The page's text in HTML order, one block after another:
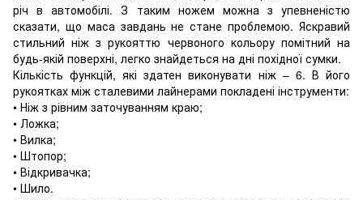
річ в автомобілі. З таким ножем можна з упевненістю
сказати, що маса завдань не стане проблемою. Яскравий
стильний ніж з рукояттю червоного кольору помітний на
будь-якій поверхні, легко знайдеться на дні похідної сумки.
Кількість функцій, які здатен виконувати ніж – 6. В його
рукоятках між сталевими лайнерами покладені інструменти:
• Ніж з рівним заточуванням краю;
• Ложка;
• Вилка;
• Штопор;
• Відкривачка;
• Шило.